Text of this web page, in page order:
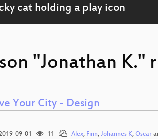
"Jonathan K."
Your City - Design
09-01 11 Alex, Finn, Johannes K, Oscar